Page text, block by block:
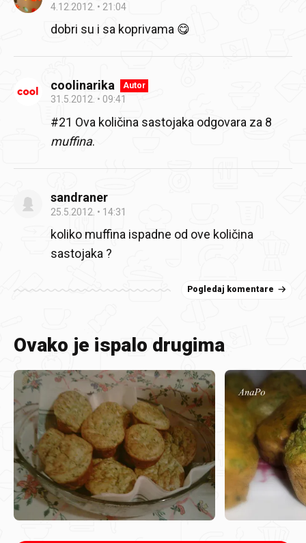
4.12.2012. 21:04
dobri su i sa koprivama 😋
coolinarika Autor
31.5.2012. 09:41
#21 Ova količina sastojaka odgovara za 8
muffina.
sandraner
25.5.2012. 14:31
koliko muffina ispadne od ove količina
sastojaka ?
Pogledaj komentare
Ovako je ispalo drugima